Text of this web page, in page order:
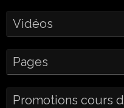
Vidéos
Pages
Promotions cours